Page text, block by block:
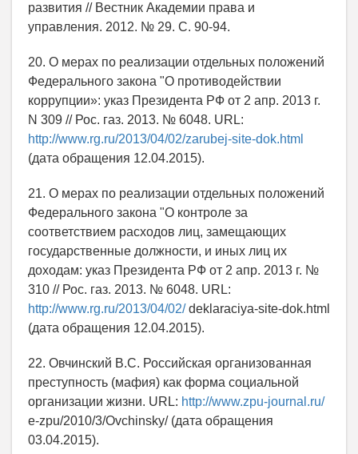
развития // Вестник Академии права и
управления. 2012. № 29. С. 90-94.
20. О мерах по реализации отдельных положений
Федерального закона "О противодействии
коррупции»: указ Президента РФ от 2 апр. 2013 г.
N 309 // Рос. газ. 2013. № 6048. URL:
http://www.rg.ru/2013/04/02/zarubej-site-dok.html
(дата обращения 12.04.2015).
21. О мерах по реализации отдельных положений
Федерального закона "О контроле за
соответствием расходов лиц, замещающих
государственные должности, и иных лиц их
доходам: указ Президента РФ от 2 апр. 2013 г. №
310 // Рос. газ. 2013. № 6048. URL:
http://www.rg.ru/2013/04/02/deklaraciya-site-dok.html
(дата обращения 12.04.2015).
22. Овчинский В.С. Российская организованная
преступность (мафия) как форма социальной
организации жизни. URL: http://www.zpu-journal.ru/
e-zpu/2010/3/Ovchinsky/ (дата обращения
03.04.2015).